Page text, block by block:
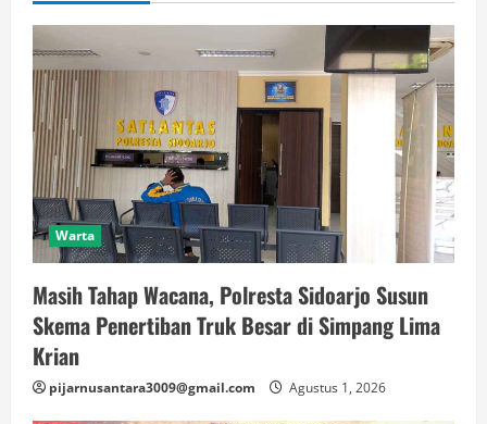
Warta
Masih Tahap Wacana, Polresta Sidoarjo Susun
Skema Penertiban Truk Besar di Simpang Lima
Krian
pijarnusantara3009@gmail.com Agustus 1, 2026